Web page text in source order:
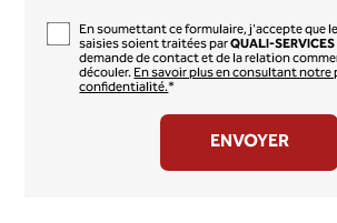
En soumettant ce formulaire, j'accepte que
saisies soient traitées parQUALI-SERVICES
demande de contact et de la relation
découler.En savoir plus en consultant
confidentialité.*